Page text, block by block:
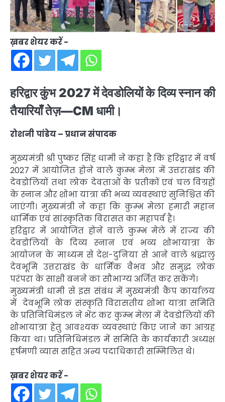
ख़बर शेयर करें -
हरिद्वार कुंभ 2027 में देवडोलियों के दिव्य स्नान की
तैयारियाँ तेज़—CM धामी।
रोशनीपांडेय– प्रधान संपादक
मुख्यमंत्री श्री पुष्कर सिंह धामी ने कहा है कि हरिद्वार में वर्ष
2027 में आयोजित होने वाले कुम्भ मेला में उत्तराखंड की
देवडोलियों तथा लोक देवताओं के प्रतीकों एवं चल विग्रहों
के स्नान और शोभा यात्रा की भव्य व्यवस्थाएं सुनिश्चित की
जाएंगी। मुख्यमंत्री ने कहा कि कुम्भ मेला हमारी महान
धार्मिक एवं सांस्कृतिक विरासत का महापर्व है।
हरिद्वार में आयोजित होने वाले कुम्भ मेले में राज्य की
देवडोलियों के दिव्य स्नान एवं भव्य शोभायात्रा के
आयोजन के माध्यम से देश-दुनिया से आने वाले श्रद्धालु
देवभूमि उत्तराखंड के धार्मिक वैभव और समुद्ध लोक
परंपरा के साक्षी बनने का सौभाग्य अर्जित कर सकेंगे।
मुख्यमंत्री धामी से इस संबंध में मुख्यमंत्री कैंप कार्यालय
में देवभूमि लोक संस्कृति विरासतीय शोभा यात्रा समिति
के प्रतिनिधिमंडल ने भेंट कर कुम्भ मेला में देवडोलियों की
शोभायात्रा हेतु आवश्यक व्यवस्थाएं किए जाने का आग्रह
किया था। प्रतिनिधिमंडल में समिति के कार्यकारी अध्यक्ष
हर्षमणी व्यास सहित अन्य पदाधिकारी सम्मिलित थे।
ख़बर शेयर करें -